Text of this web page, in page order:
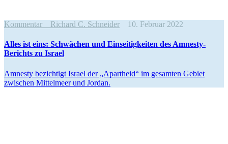
Kommentar Richard C. Schneider 10. Februar 2022
Alles ist eins: Schwächen und Einsei­tig­keiten des Amnesty-
Berichts zu Israel
Amnesty bezichtigt Israel der „Apartheid“ im gesamten Gebiet
zwischen Mittelmeer und Jordan.